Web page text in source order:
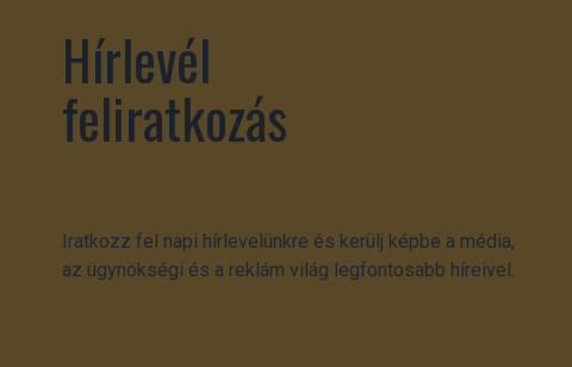
Hírlevél
feliratkozás
Iratkozz fel napi hírlevelünkre és kerülj képbe a média,
az ügynökségi és a reklám világ legfontosabb híreivel.